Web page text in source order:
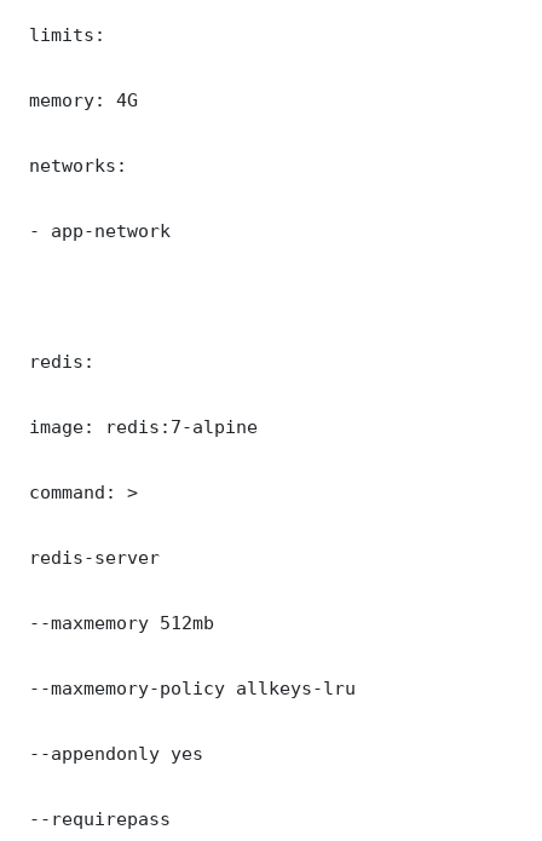
limits:
memory: 4G
networks:
- app-network
redis:
image: redis:7-alpine
command: >
redis-server
--maxmemory 512mb
--maxmemory-policy allkeys-lru
--appendonly yes
--requirepass